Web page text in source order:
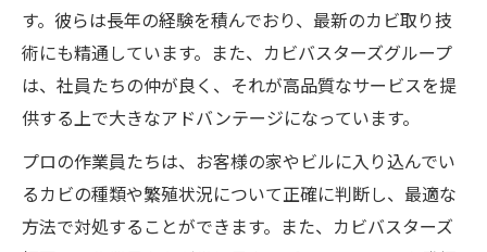
す。彼らは長年の経験を積んでおり、最新のカビ取り技
術にも精通しています。また、カビバスターズグループ
は、社員たちの仲が良く、それが高品質なサービスを提
供する上で大きなアドバンテージになっています。
プロの作業員たちは、お客様の家やビルに入り込んでい
るカビの種類や繁殖状況について正確に判断し、最適な
方法で対処することができます。また、カビバスターズ